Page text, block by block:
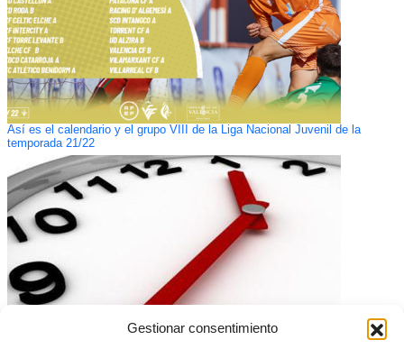
Gestionar consentimiento
Así es el calendario y el grupo VIII de la Liga Nacional Juvenil de la
temporada 21/22